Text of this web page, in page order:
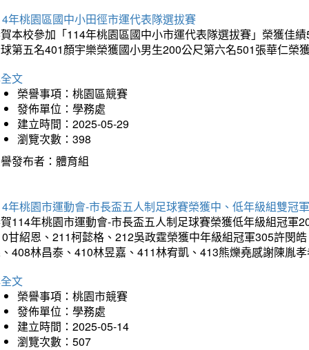
年桃園區國中小田徑市運代表隊選拔賽
本校參加「114年桃園區國中小市運代表隊選拔賽」榮獲佳
第五名401顏宇樂榮獲國小男生200公尺第六名501張華仁
文
榮譽事項：桃園區競賽
發佈單位：學務處
建立時間：2025-05-29
瀏覽次數：398
發布者：體育組
年桃園市運動會-市長盃五人制足球賽榮獲中、低年級組雙冠軍
114年桃園市運動會-市長盃五人制足球賽榮獲低年級組冠
甘紹恩、211柯懿格、212吳政霆榮獲中年級組冠軍305許閔
408林昌泰、410林昱嘉、411林宥凱、413熊爍堯感謝陳胤
文
榮譽事項：桃園市競賽
發佈單位：學務處
建立時間：2025-05-14
瀏覽次數：507